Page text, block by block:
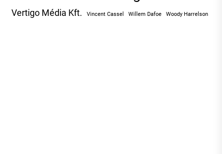
Vertigo Média Kft. Vincent Cassel Willem Dafoe Woody Harrelson